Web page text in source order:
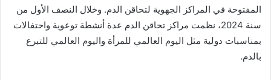
المفتوحة في المراكز الجهوية لتحاقن الدم. وخلال النصف الأول من
سنة 2024، نظمت مراكز تحاقن الدم عدة أنشطة توعوية واحتفالات
بمناسبات دولية مثل اليوم العالمي للمرأة واليوم العالمي للتبرع
بالدم.